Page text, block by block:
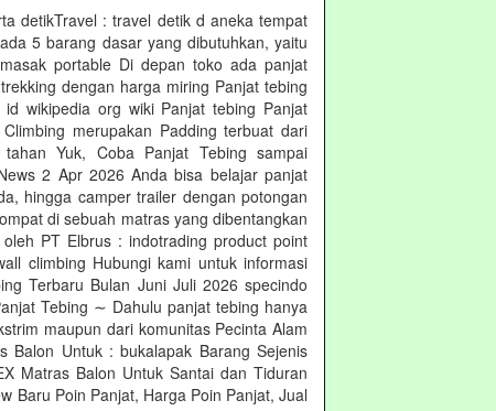
detikTravel : travel detik d aneka tempat
5 barang dasar yang dibutuhkan, yaitu
portable Di depan toko ada panjat
dengan harga miring Panjat tebing
wikipedia org wiki Panjat tebing Panjat
merupakan Padding terbuat dari
Yuk, Coba Panjat Tebing sampai
2 Apr 2026 Anda bisa belajar panjat
hingga camper trailer dengan potongan
di sebuah matras yang dibentangkan
PT Elbrus : indotrading product point
climbing Hubungi kami untuk informasi
Terbaru Bulan Juni Juli 2026 specindo
Tebing ∼ Dahulu panjat tebing hanya
maupun dari komunitas Pecinta Alam
Balon Untuk : bukalapak Barang Sejenis
Matras Balon Untuk Santai dan Tiduran
Baru Poin Panjat, Harga Poin Panjat, Jual